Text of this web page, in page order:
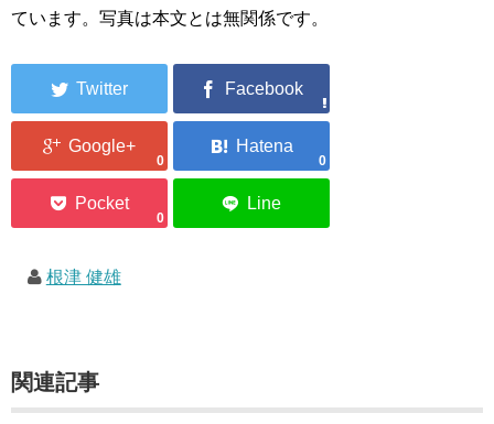
ています。写真は本文とは無関係です。
0 0
0
根津 健雄
関連記事